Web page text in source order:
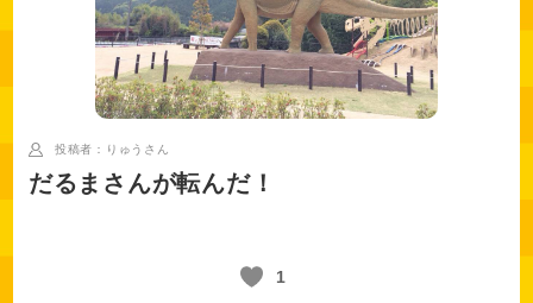
投稿者：りゅう さん
だるまさんが転んだ！
1